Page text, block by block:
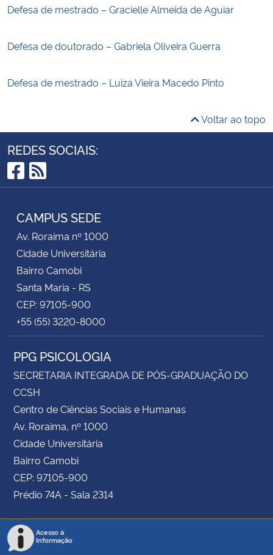
Defesa de mestrado – Gracielle Almeida de Aguiar
Defesa de doutorado – Gabriela Oliveira Guerra
Defesa de mestrado – Luiza Vieira Macedo Pinto
Voltar ao topo
REDES SOCIAIS:
Facebook
RSS
CAMPUS SEDE
Av. Roraima nº 1000
Cidade Universitária
Bairro Camobi
Santa Maria - RS
CEP: 97105-900
+55 (55) 3220-8000
PPG PSICOLOGIA
SECRETARIA INTEGRADA DE PÓS-GRADUAÇÃO DO
CCSH
Centro de Ciências Sociais e Humanas
Av. Roraima, nº 1000
Cidade Universitária
Bairro Camobi
CEP: 97105-900
Prédio 74A - Sala 2314
Acesso à
Informação